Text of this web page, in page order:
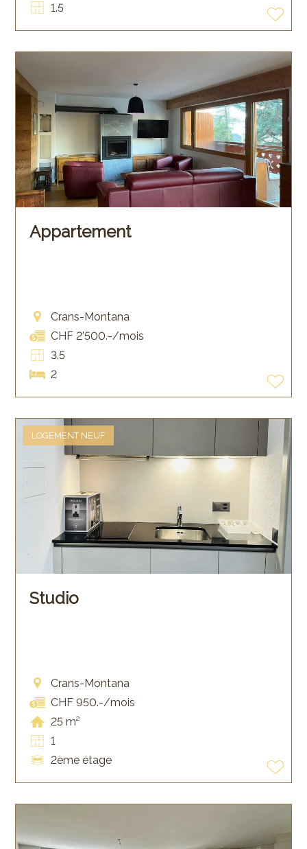
1.5
Appartement
Crans-Montana
CHF 2'500.-/mois
3.5
2
LOGEMENT NEUF
Studio
Crans-Montana
CHF 950.-/mois
25 m²
1
2ème étage